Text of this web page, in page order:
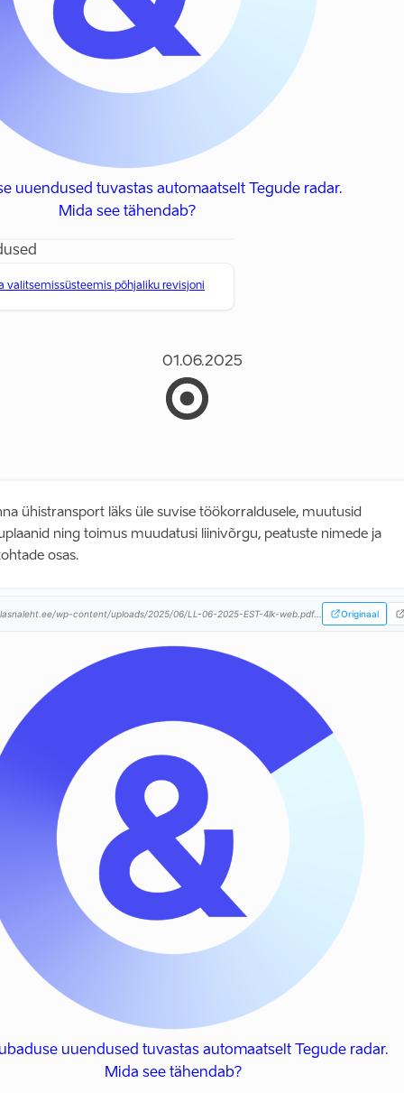
uuendused tuvastas automaatselt Tegude radar.
Mida see tähendab?
valitsemissüsteemis põhjaliku revisjoni
01.06.2025
ühistransport läks üle suvise töökorraldusele, muutusid
ning toimus muudatusi liinivõrgu, peatuste nimede ja
osas.
lasnaleht.ee/wp-content/uploads/2025/06/LL-06-2025-EST-4lk-web.pdf... Originaal
uuendused tuvastas automaatselt Tegude radar.
Mida see tähendab?